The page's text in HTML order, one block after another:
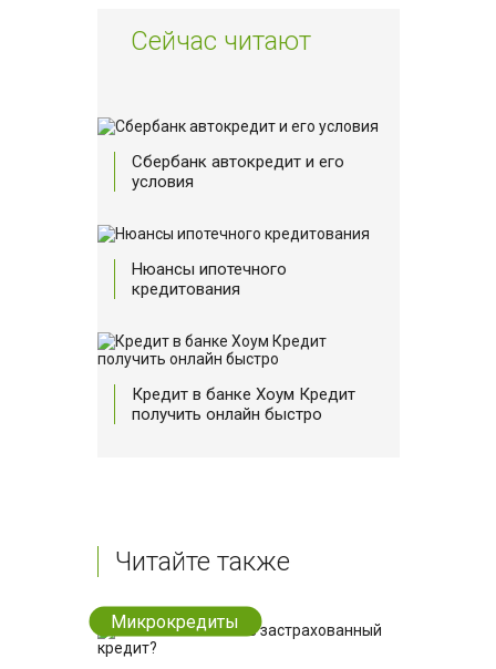
Сейчас читают
Сбербанк автокредит и его
условия
Нюансы ипотечного
кредитования
Кредит в банке Хоум Кредит
получить онлайн быстро
Читайте также
Микрокредиты